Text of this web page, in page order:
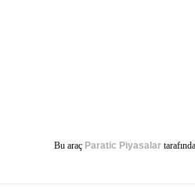
Bu araç Paratic Piyasalar